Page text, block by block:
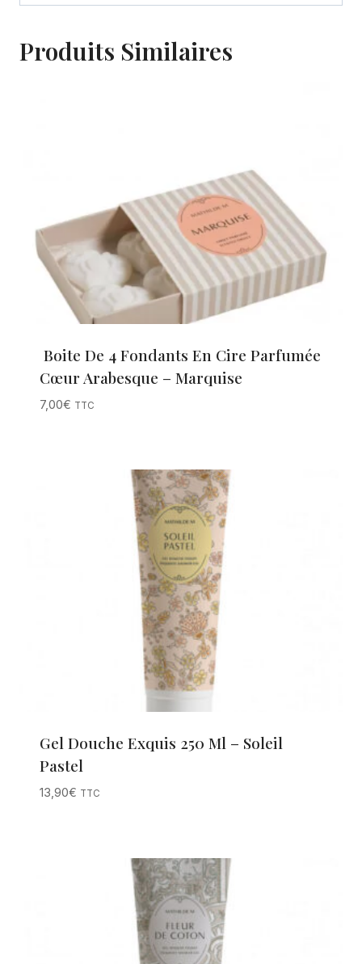
Produits Similaires
Boite De 4 Fondants En Cire Parfumée
Cœur Arabesque – Marquise
7,00€ TTC
Gel Douche Exquis 250 Ml – Soleil
Pastel
13,90€ TTC